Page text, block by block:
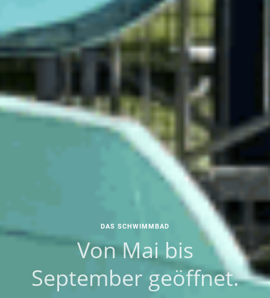
DAS SCHWIMMBAD
Von Mai bis
September geöffnet.